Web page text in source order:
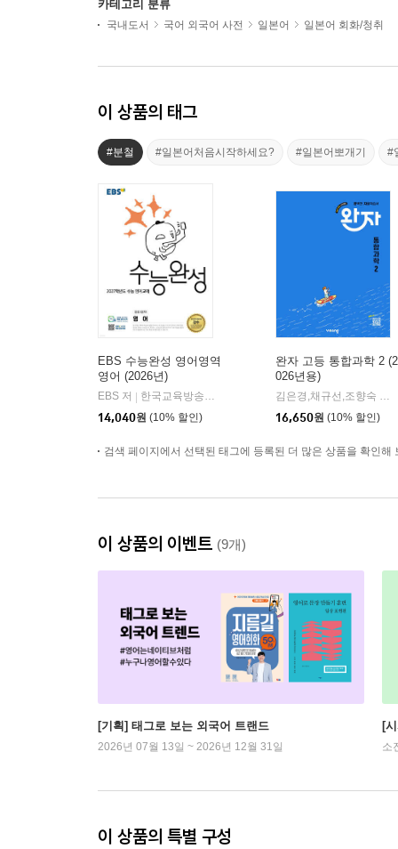
카테고리 분류
국내도서 국어 외국어 사전 일본어 일본어 회화/청취
이 상품의 태그
#분철 #일본어처음시작하세요? #일본어뽀개기 #
EBS 수능완성 영어영역
영어 (2026년)
EBS 저
한국교육방송공사
14,040원 (10% 할인)
완자 고등 통합과학 2 (2
026년용)
김은경,채규선,조향숙 등저
16,650원 (10% 할인)
검색 페이지에서 선택된 태그에 등록된 더 많은 상품을 확인해
이 상품의 이벤트 (9개)
[기획] 태그로 보는 외국어 트랜드
2026년 07월 13일 ~ 2026년 12월 31일
[
소
이 상품의 특별 구성